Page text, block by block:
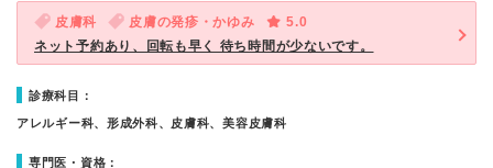
皮膚科 皮膚の発疹・かゆみ
5.0
ネット予約あり、回転も早く 待ち時間が少ないです。
診療科目：
アレルギー科、形成外科、皮膚科、美容皮膚科
専門医・資格：